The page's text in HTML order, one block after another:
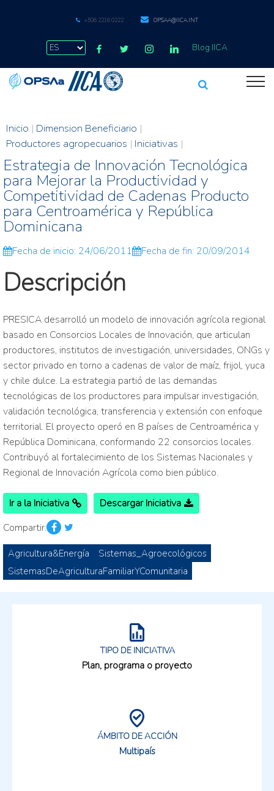
+506 2216 0222 OPSAA@IICA.INT
Blog IICA
Inicio | Dimension Beneficiario |
Productores agropecuarios | Iniciativas |
Estrategia de Innovación Tecnológica
para Mejorar la Productividad y
Competitividad de Cadenas Producto
para Centroamérica y República
Dominicana
Fecha de inicio: 24/06/2011 Fecha de fin: 20/09/2014
Descripción
PRESICA desarrolló un modelo de innovación agrícola regional
basado en Consorcios Locales de Innovación, que articulan
productores, institutos de investigación, universidades, ONGs y
sector privado en torno a cadenas de valor de maíz, frijol, yuca
y chile dulce. La estrategia partió de las demandas
tecnológicas de los productores para impulsar investigación,
validación tecnológica, transferencia y extensión con enfoque
territorial. El proyecto operó en 8 países de Centroamérica y
República Dominicana, conformando 22 consorcios locales.
Contribuyó al fortalecimiento de los Sistemas Nacionales y
Regional de Innovación Agrícola como bien público.
Ir a la Iniciativa
Descargar Iniciativa
Compartir:
Agricultura&Energía
Sistemas_Agroecológicos
SistemasDeAgriculturaFamiliarYComunitaria
TIPO DE INICIATIVA
Plan, programa o proyecto
ÁMBITO DE ACCIÓN
Multipaís